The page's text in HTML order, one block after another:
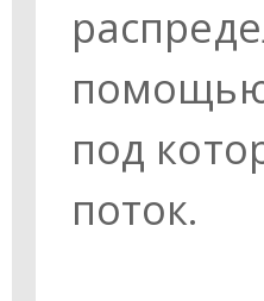
помощью
под
поток.